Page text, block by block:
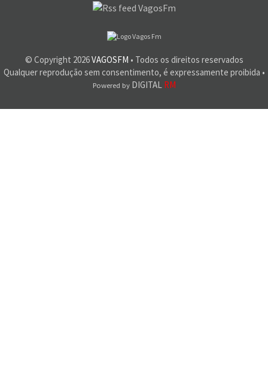
© Copyright 2026VAGOSFM • Todos os direitos reservados
Qualquer reprodução sem consentimento, é expressamente proibida •
Powered byDIGITAL RM